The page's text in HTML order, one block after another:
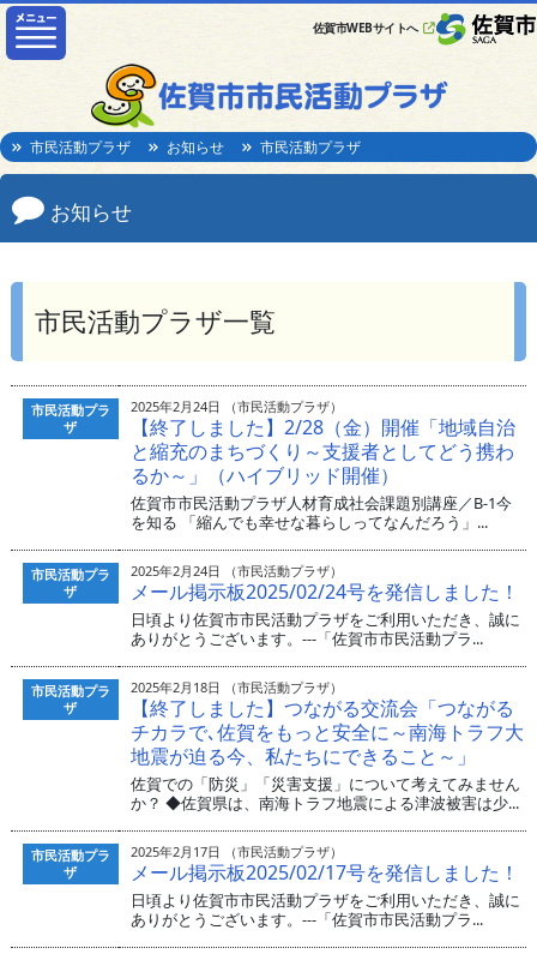
佐賀市WEBサイトへ
市民活動プラザ お知らせ 市民活動プラザ
お知らせ
市民活動プラザ一覧
市民活動プラ
ザ
2025年2月24日 （市民活動プラザ）
【終了しました】2/28（金）開催「地域自治
と縮充のまちづくり～支援者としてどう携わ
るか～」（ハイブリッド開催）
佐賀市市民活動プラザ人材育成社会課題別講座／B-1今
を知る 「縮んでも幸せな暮らしってなんだろう」...
市民活動プラ
ザ
2025年2月24日 （市民活動プラザ）
メール掲示板2025/02/24号を発信しました！
日頃より佐賀市市民活動プラザをご利用いただき、誠に
ありがとうございます。---「佐賀市市民活動プラ...
市民活動プラ
ザ
2025年2月18日 （市民活動プラザ）
【終了しました】つながる交流会「つながる
チカラで､佐賀をもっと安全に～南海トラフ大
地震が迫る今、私たちにできること～」
佐賀での「防災」「災害支援」について考えてみません
か？ ◆佐賀県は、南海トラフ地震による津波被害は少...
市民活動プラ
ザ
2025年2月17日 （市民活動プラザ）
メール掲示板2025/02/17号を発信しました！
日頃より佐賀市市民活動プラザをご利用いただき、誠に
ありがとうございます。---「佐賀市市民活動プラ...